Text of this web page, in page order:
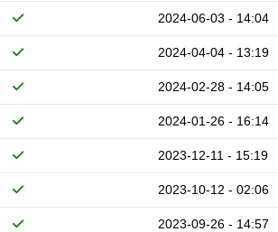
2024-06-03 - 14:04
2024-04-04 - 13:19
2024-02-28 - 14:05
2024-01-26 - 16:14
2023-12-11 - 15:19
2023-10-12 - 02:06
2023-09-26 - 14:57